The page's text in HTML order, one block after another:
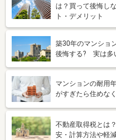
は？買って後悔し
ト・デメリット
築30年のマンショ
後悔する? 実は多
マンションの耐用
がすぎたら住めな
不動産取得税とは
安・計算方法や軽